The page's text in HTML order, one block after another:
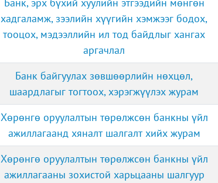
хадгаламж, зээлийн хүүгийн хэмжээг бодох,
тооцох, мэдээллийн ил тод байдлыг хангах
аргачлал
Банк байгуулах зөвшөөрлийн нөхцөл,
шаардлагыг тогтоох, хэрэгжүүлэх журам
Хөрөнгө оруулалтын төрөлжсөн банкны үйл
ажиллагаанд хяналт шалгалт хийх журам
Хөрөнгө оруулалтын төрөлжсөн банкны үйл
ажиллагааны зохистой харьцааны шалгуур